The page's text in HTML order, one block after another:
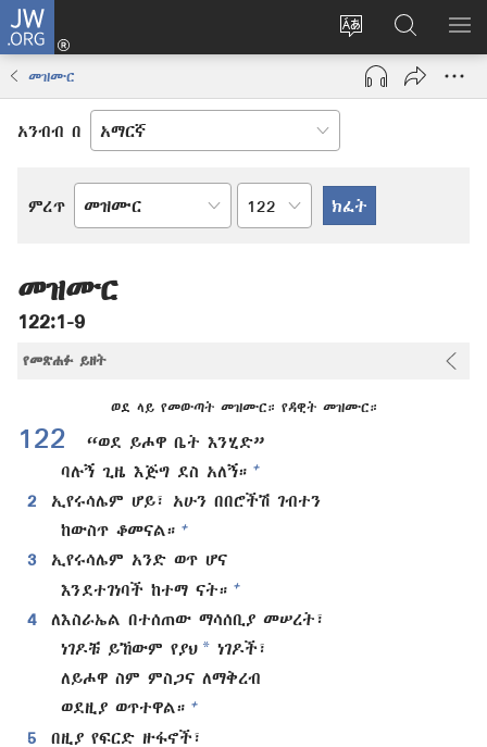
JW.ORG
የድረ
ገጹን
ቋንቋ
ግባ
(አዲስ
ዊንዶው
JW.ORG
ላይ
መፈለጊያ
መዝሙር
አንብብ በ
ምረጥ
የመጽሐፍ
በምዕራፍ
መዝሙር
122:1-9
የመጽሐፉ ይዘት
ወደ ላይ የመውጣት መዝሙር። የዳዊት መዝሙር።
122
“ወደ ይሖዋ ቤት እንሂድ”
ባሉኝ ጊዜ እጅግ ደስ አለኝ። +
2
ኢየሩሳሌም ሆይ፣ አሁን በበሮችሽ ገብተን
ከውስጥ ቆመናል። +
3
ኢየሩሳሌም አንድ ወጥ ሆና
እንደተገነባች ከተማ ናት። +
4
ለእስራኤል በተሰጠው ማሳሰቢያ መሠረት፣
ነገዶቹ ይኸውም የያህ * ነገዶች፣
ለይሖዋ ስም ምስጋና ለማቅረብ
ወደዚያ ወጥተዋል። +
5
በዚያ የፍርድ ዙፋኖች፣